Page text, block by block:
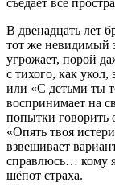
съедает всё
В двенадцать лет
тот же невидимый
угрожает, порой
с тихого, как
или «С детьми ты
воспринимает на
попытки говорить
«Опять твоя
взвешивает
справлюсь… кому
шёпот страха.